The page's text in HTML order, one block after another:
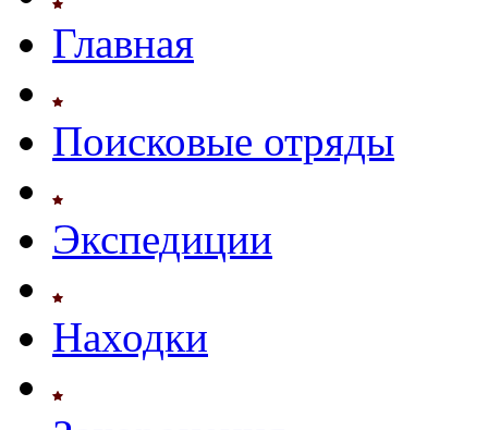
Главная
Поисковые отряды
Экспедиции
Находки